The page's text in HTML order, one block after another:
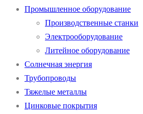
Промышленное оборудование
Производственные станки
Электрооборудование
Литейное оборудование
Солнечная энергия
Трубопроводы
Тяжелые металлы
Цинковые покрытия